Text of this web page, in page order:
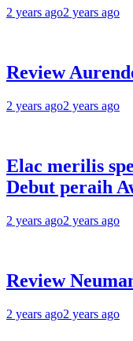
2 years ago2 years ago
Review
2 years ago2 years ago
Elac merilis
Debut peraih
2 years ago2 years ago
Review
2 years ago2 years ago